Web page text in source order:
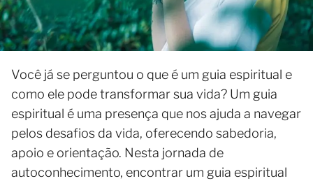
Você já se perguntou o que é um guia espiritual e
como ele pode transformar sua vida? Um guia
espiritual é uma presença que nos ajuda a navegar
pelos desafios da vida, oferecendo sabedoria,
apoio e orientação. Nesta jornada de
autoconhecimento, encontrar um guia espiritual